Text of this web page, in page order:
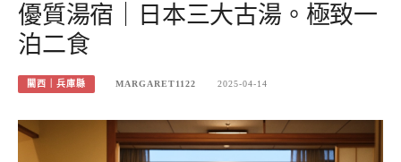
優質湯宿｜日本三大古湯。極致一
泊二食
關西｜兵庫縣 MARGARET1122 2025-04-14